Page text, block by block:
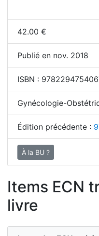
42.00 €
Publié en nov. 2018
ISBN :
Gynécologie-
Édition précédente :
À la BU ?
Items ECN
livre